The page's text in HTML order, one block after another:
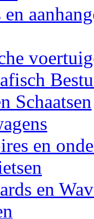
Schaatsen
en
en